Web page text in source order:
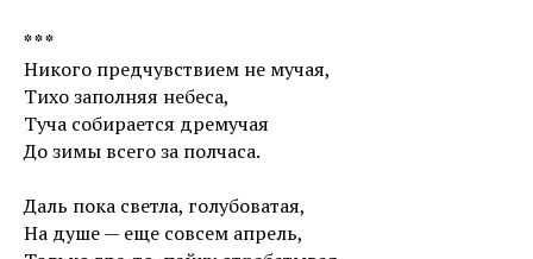
* * *
Никого предчувствием не мучая,
Тихо заполняя небеса,
Туча собирается дремучая
До зимы всего за полчаса.
Даль пока светла, голубоватая,
На душе — еще совсем апрель,